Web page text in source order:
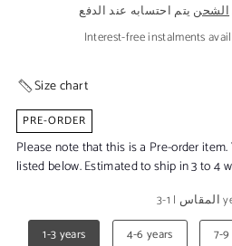
الشحن
Interest-free instalments
Size chart
PRE-ORDER
Please note that this is a Pre-order
listed below. Estimated to ship in 3 to 4
المقاس|
1-
1-3 years
4-6 years 7-